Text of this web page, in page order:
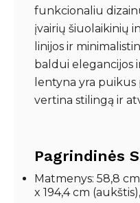
funkcionaliu
įvairių šiuolaikinių
linijos ir
baldui elegancijos
lentyna yra puikus
vertina stilingą ir
Pagrindinės
Matmenys: 58,8
x 194,4 cm (aukštis),